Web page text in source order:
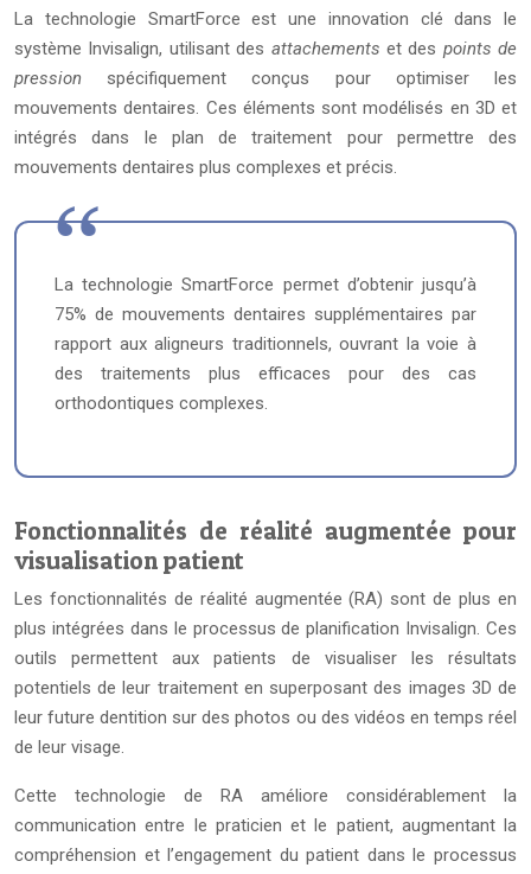
La technologie SmartForce est une innovation clé dans le
système Invisalign, utilisant des attachements et des points de
pression spécifiquement conçus pour optimiser les
mouvements dentaires. Ces éléments sont modélisés en 3D et
intégrés dans le plan de traitement pour permettre des
mouvements dentaires plus complexes et précis.
La technologie SmartForce permet d’obtenir jusqu’à
75% de mouvements dentaires supplémentaires par
rapport aux aligneurs traditionnels, ouvrant la voie à
des traitements plus efficaces pour des cas
orthodontiques complexes.
Fonctionnalités de réalité augmentée pour
visualisation patient
Les fonctionnalités de réalité augmentée (RA) sont de plus en
plus intégrées dans le processus de planification Invisalign. Ces
outils permettent aux patients de visualiser les résultats
potentiels de leur traitement en superposant des images 3D de
leur future dentition sur des photos ou des vidéos en temps réel
de leur visage.
Cette technologie de RA améliore considérablement la
communication entre le praticien et le patient, augmentant la
compréhension et l’engagement du patient dans le processus